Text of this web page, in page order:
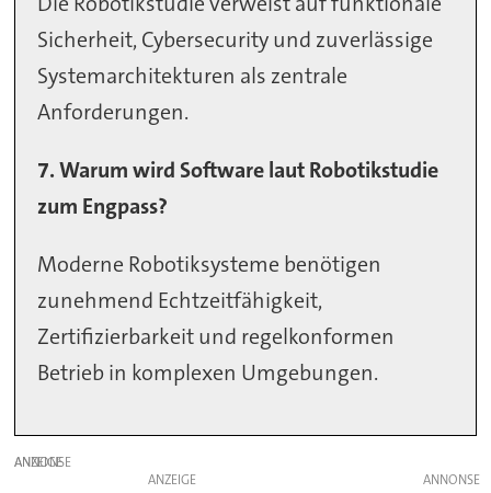
Sicherheit, Cybersecurity und zuverlässige
Systemarchitekturen als zentrale
Anforderungen.
7. Warum wird Software laut Robotikstudie
zum Engpass?
Moderne Robotiksysteme benötigen
zunehmend Echtzeitfähigkeit,
Zertifizierbarkeit und regelkonformen
Betrieb in komplexen Umgebungen.
ANZEIGE
ANZEIGE